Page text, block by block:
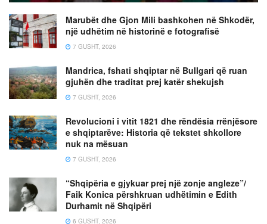
Marubët dhe Gjon Mili bashkohen në Shkodër,
një udhëtim në historinë e fotografisë
7 GUSHT, 2026
Mandrica, fshati shqiptar në Bullgari që ruan
gjuhën dhe traditat prej katër shekujsh
7 GUSHT, 2026
Revolucioni i vitit 1821 dhe rëndësia rrënjësore
e shqiptarëve: Historia që tekstet shkollore
nuk na mësuan
7 GUSHT, 2026
“Shqipëria e gjykuar prej një zonje angleze”/
Faik Konica përshkruan udhëtimin e Edith
Durhamit në Shqipëri
6 GUSHT, 2026